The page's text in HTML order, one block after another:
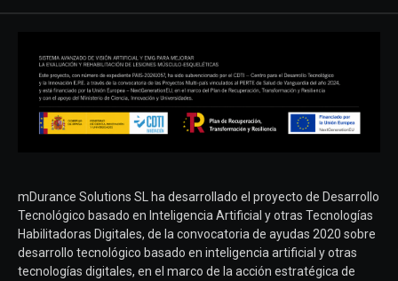
mDurance Solutions SL ha desarrollado el proyecto de Desarrollo
Tecnológico basado en Inteligencia Artificial y otras Tecnologías
Habilitadoras Digitales, de la convocatoria de ayudas 2020 sobre
desarrollo tecnológico basado en inteligencia artificial y otras
tecnologías digitales, en el marco de la acción estratégica de